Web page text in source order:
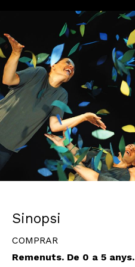
Sinopsi
COMPRAR
Remenuts. De 0 a 5 anys.